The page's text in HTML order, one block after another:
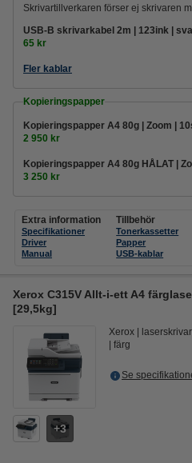
Skrivartillverkaren förser ej skrivaren
USB-B skrivarkabel 2m | 123ink |
65 kr
Fler kablar
Kopieringspapper
Kopieringspapper A4 80g | Zoom |
2 950 kr
Kopieringspapper A4 80g HÅLAT |
3 250 kr
Extra information
Specifikationer
Driver
Manual
Tillbehör
Tonerkassetter
Papper
USB-kablar
Xerox C315V Allt-i-ett A4
[29,5kg]
3
Xerox
färg
Se